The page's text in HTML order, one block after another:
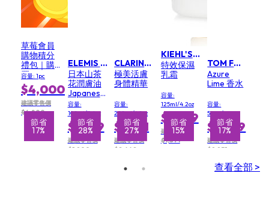
節省
23%
節省
17%
草莓會員
購物積分
禮包｜購
買
NT$4,000
積分，享
800 點額
外回饋
容量: 1pc
$4,000
建議零售價
$4,800
節省
28%
ELEMIS 艾麗美
日本山茶
花潤膚油
Japanese
Camellia
Oil
容量:
100ml/3.4oz
$1,359
建議零售價
$1,900
節省
27%
CLARINS 克蘭詩 (嬌韻詩)
極美活膚
身體精華
容量:
200ml/6.8oz
$1,791
建議零售價
$2,442
節省
11%
節省
15%
KIEHL'S 契爾氏
特效保濕
乳霜
容量:
125ml/4.2oz
$1,599
建議零售價
$1,871
節省
15%
節省
17%
TOM FORD
Azure
Lime 香水
容量:
50ml/1.7oz
$8,219
建議零售價
$9,931
查看全部 >